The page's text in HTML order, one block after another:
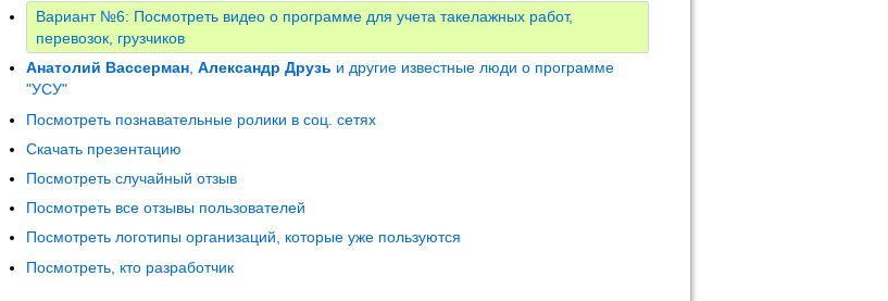
Вариант №6: Посмотреть видео о программе для учета такелажных работ,
перевозок, грузчиков
Анатолий Вассерман, Александр Друзь и другие известные люди о программе
"УСУ"
Посмотреть познавательные ролики в соц. сетях
Скачать презентацию
Посмотреть случайный отзыв
Посмотреть все отзывы пользователей
Посмотреть логотипы организаций, которые уже пользуются
Посмотреть, кто разработчик